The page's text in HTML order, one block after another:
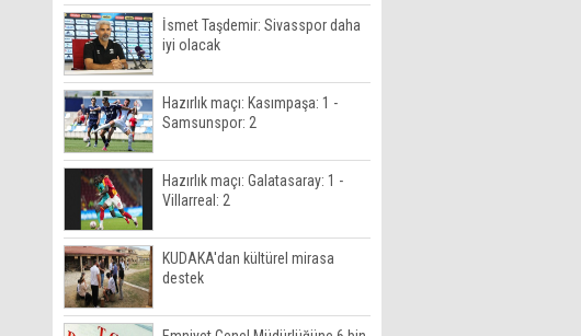
İsmet Taşdemir: Sivasspor daha
iyi olacak
Hazırlık maçı: Kasımpaşa: 1 -
Samsunspor: 2
Hazırlık maçı: Galatasaray: 1 -
Villarreal: 2
KUDAKA'dan kültürel mirasa
destek